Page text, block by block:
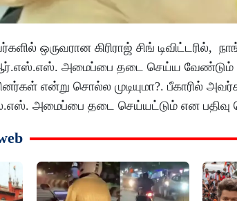
ஒருவரான கிரிராஜ் சிங்
அமைப்பை தடை செய்ய வேண்டும்
என்று சொல்ல முடியுமா?. பீகாரில்
அமைப்பை தடை செய்யட்டும் என பதிவு